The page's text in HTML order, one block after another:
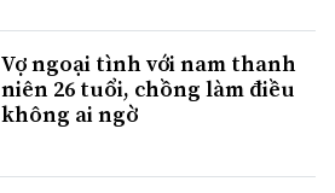
Vợ ngoại tình với nam thanh
niên 26 tuổi, chồng làm điều
không ai ngờ